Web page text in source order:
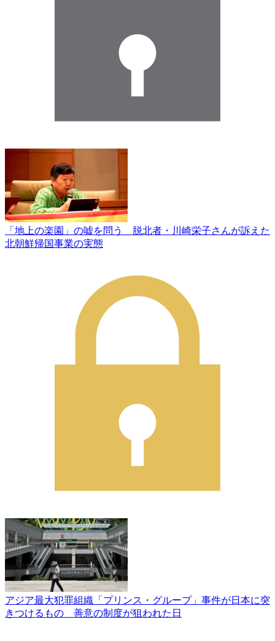
「地上の楽園」の嘘を問う 脱北者・川崎栄子さんが訴えた
北朝鮮帰国事業の実態
アジア最大犯罪組織「プリンス・グループ」事件が日本に突
きつけるもの 善意の制度が狙われた日